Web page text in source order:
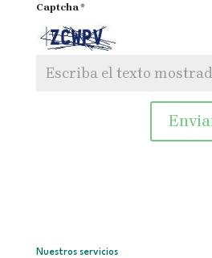
Captcha*
Nuestros servicios